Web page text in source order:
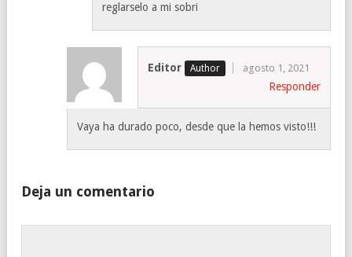
reglarselo a mi sobri
Editor agosto 1, 2021
Responder
Vaya ha durado poco, desde que la hemos visto!!!
Deja un comentario